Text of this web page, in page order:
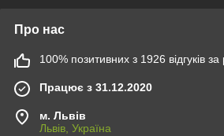
Про нас
100% позитивних з 1926 відгуків за
Працює з 31.12.2020
м. Львів
Львів, Україна